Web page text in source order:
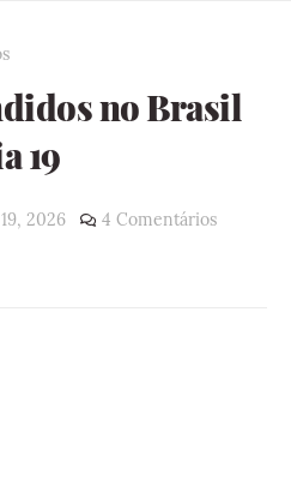
no Brasil
19
2026 4 Comentários